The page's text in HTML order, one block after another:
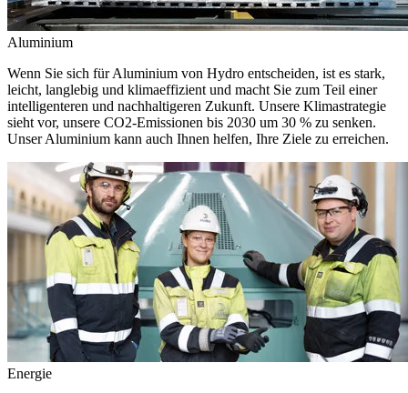
Aluminium
Wenn Sie sich für Aluminium von Hydro entscheiden, ist es stark,
leicht, langlebig und klimaeffizient und macht Sie zum Teil einer
intelligenteren und nachhaltigeren Zukunft. Unsere Klimastrategie
sieht vor, unsere CO2-Emissionen bis 2030 um 30 % zu senken.
Unser Aluminium kann auch Ihnen helfen, Ihre Ziele zu erreichen.
Energie